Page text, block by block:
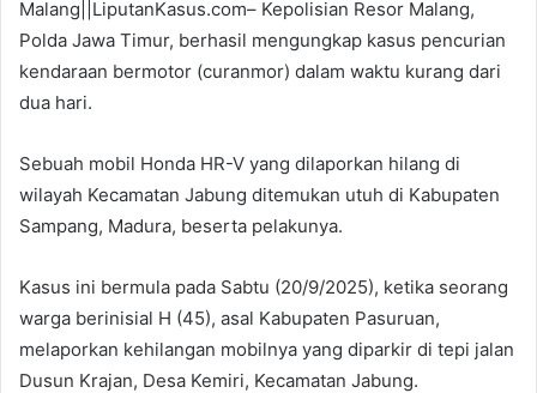
Malang||LiputanKasus.com– Kepolisian Resor Malang,
Polda Jawa Timur, berhasil mengungkap kasus pencurian
kendaraan bermotor (curanmor) dalam waktu kurang dari
dua hari.
Sebuah mobil Honda HR-V yang dilaporkan hilang di
wilayah Kecamatan Jabung ditemukan utuh di Kabupaten
Sampang, Madura, beserta pelakunya.
Kasus ini bermula pada Sabtu (20/9/2025), ketika seorang
warga berinisial H (45), asal Kabupaten Pasuruan,
melaporkan kehilangan mobilnya yang diparkir di tepi jalan
Dusun Krajan, Desa Kemiri, Kecamatan Jabung.